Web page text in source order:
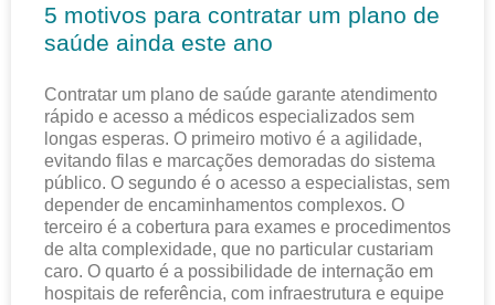
5 motivos para contratar um plano de
saúde ainda este ano
Contratar um plano de saúde garante atendimento
rápido e acesso a médicos especializados sem
longas esperas. O primeiro motivo é a agilidade,
evitando filas e marcações demoradas do sistema
público. O segundo é o acesso a especialistas, sem
depender de encaminhamentos complexos. O
terceiro é a cobertura para exames e procedimentos
de alta complexidade, que no particular custariam
caro. O quarto é a possibilidade de internação em
hospitais de referência, com infraestrutura e equipe